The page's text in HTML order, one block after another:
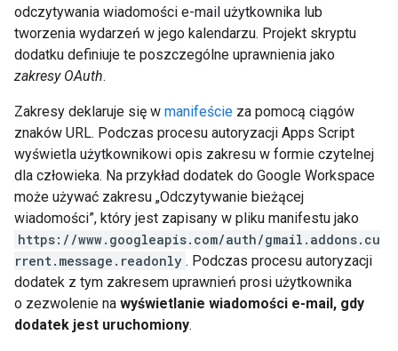
odczytywania wiadomości e-mail użytkownika lub
tworzenia wydarzeń w jego kalendarzu. Projekt skryptu
dodatku definiuje te poszczególne uprawnienia jako
zakresy OAuth.
Zakresy deklaruje się w manifeście za pomocą ciągów
znaków URL. Podczas procesu autoryzacji Apps Script
wyświetla użytkownikowi opis zakresu w formie czytelnej
dla człowieka. Na przykład dodatek do Google Workspace
może używać zakresu „Odczytywanie bieżącej
wiadomości”, który jest zapisany w pliku manifestu jako
https://www.googleapis.com/auth/gmail.addons.cu
rrent.message.readonly . Podczas procesu autoryzacji
dodatek z tym zakresem uprawnień prosi użytkownika
o zezwolenie na wyświetlanie wiadomości e-mail, gdy
dodatek jest uruchomiony.